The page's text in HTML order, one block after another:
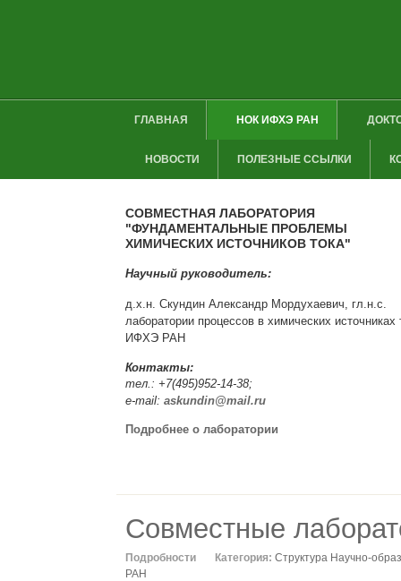
ГЛАВНАЯ НОК ИФХЭ РАН
НОВОСТИ ПОЛЕЗНЫЕ ССЫЛКИ
СОВМЕСТНАЯ ЛАБОРАТОРИЯ
"ФУНДАМЕНТАЛЬНЫЕ ПРОБЛЕМЫ
ХИМИЧЕСКИХ ИСТОЧНИКОВ ТОКА"
Научный руководитель:
д.х.н. Скундин Александр Мордухаевич, гл.н.с.
лаборатории процессов в химических источниках
ИФХЭ РАН
Контакты:
тел.: +7(495)952-14-38;
e-mail: askundin@mail.ru
Подробнее о лаборатории
Совместные
Подробности Категория: Структура Научно-
РАН